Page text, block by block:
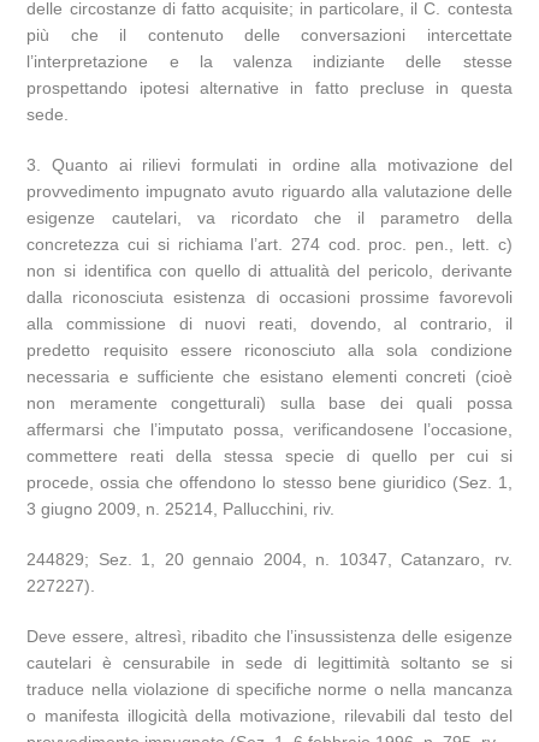
delle circostanze di fatto acquisite; in particolare, il C. contesta
più che il contenuto delle conversazioni intercettate
l’interpretazione e la valenza indiziante delle stesse
prospettando ipotesi alternative in fatto precluse in questa
sede.
3. Quanto ai rilievi formulati in ordine alla motivazione del
provvedimento impugnato avuto riguardo alla valutazione delle
esigenze cautelari, va ricordato che il parametro della
concretezza cui si richiama l’art. 274 cod. proc. pen., lett. c)
non si identifica con quello di attualità del pericolo, derivante
dalla riconosciuta esistenza di occasioni prossime favorevoli
alla commissione di nuovi reati, dovendo, al contrario, il
predetto requisito essere riconosciuto alla sola condizione
necessaria e sufficiente che esistano elementi concreti (cioè
non meramente congetturali) sulla base dei quali possa
affermarsi che l’imputato possa, verificandosene l’occasione,
commettere reati della stessa specie di quello per cui si
procede, ossia che offendono lo stesso bene giuridico (Sez. 1,
3 giugno 2009, n. 25214, Pallucchini, riv.
244829; Sez. 1, 20 gennaio 2004, n. 10347, Catanzaro, rv.
227227).
Deve essere, altresì, ribadito che l’insussistenza delle esigenze
cautelari è censurabile in sede di legittimità soltanto se si
traduce nella violazione di specifiche norme o nella mancanza
o manifesta illogicità della motivazione, rilevabili dal testo del